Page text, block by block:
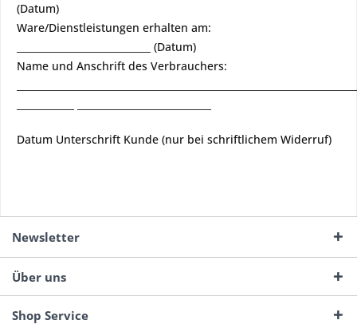
(Datum)
Ware/Dienstleistungen erhalten am:
____________________________ (Datum)
Name und Anschrift des Verbrauchers:
Datum Unterschrift Kunde (nur bei schriftlichem Widerruf)
Newsletter
Über uns
Shop Service